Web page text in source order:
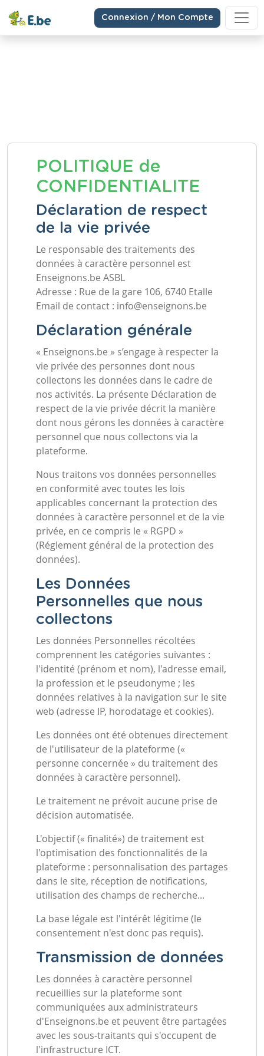
Connexion / Mon Compte
POLITIQUE de
CONFIDENTIALITE
Déclaration de respect
de la vie privée
Le responsable des traitements des
données à caractère personnel est
Enseignons.be ASBL
Adresse : Rue de la gare 106, 6740 Etalle
Email de contact : info@enseignons.be
Déclaration générale
« Enseignons.be » s’engage à respecter la
vie privée des personnes dont nous
collectons les données dans le cadre de
nos activités. La présente Déclaration de
respect de la vie privée décrit la manière
dont nous gérons les données à caractère
personnel que nous collectons via la
plateforme.
Nous traitons vos données personnelles
en conformité avec toutes les lois
applicables concernant la protection des
données à caractère personnel et de la vie
privée, en ce compris le « RGPD »
(Réglement général de la protection des
données).
Les Données
Personnelles que nous
collectons
Les données Personnelles récoltées
comprennent les catégories suivantes :
l'identité (prénom et nom), l'adresse email,
la profession et le pseudonyme ; les
données relatives à la navigation sur le site
web (adresse IP, horodatage et cookies).
Les données ont été obtenues directement
de l'utilisateur de la plateforme («
personne concernée » du traitement des
données à caractère personnel).
Le traitement ne prévoit aucune prise de
décision automatisée.
L'objectif (« finalité») de traitement est
l'optimisation des fonctionnalités de la
plateforme : personnalisation des partages
dans le site, réception de notifications,
utilisation des champs de recherche...
La base légale est l'intérêt légitime (le
consentement n'est donc pas requis).
Transmission de données
Les données à caractère personnel
recueillies sur la plateforme sont
communiquées aux administrateurs
d'Enseignons.be et peuvent être partagées
avec les sous-traitants qui s'occupent de
l'infrastructure ICT.